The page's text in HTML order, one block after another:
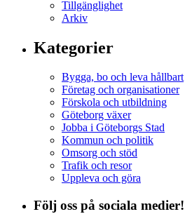
Tillgänglighet
Arkiv
Kategorier
Bygga, bo och leva hållbart
Företag och organisationer
Förskola och utbildning
Göteborg växer
Jobba i Göteborgs Stad
Kommun och politik
Omsorg och stöd
Trafik och resor
Uppleva och göra
Följ oss på sociala medier!